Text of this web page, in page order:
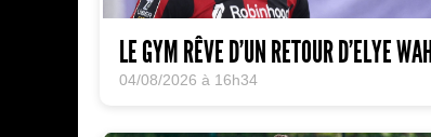
LE GYM RÊVE D’UN RETOUR D’ELYE WAHI
04/08/2026 à 16h34